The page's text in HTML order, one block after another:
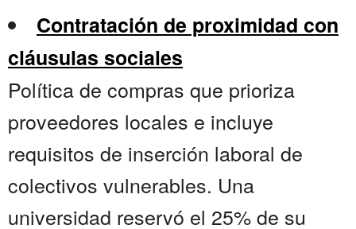
Contratación de proximidad con
cláusulas sociales
Política de compras que prioriza
proveedores locales e incluye
requisitos de inserción laboral de
colectivos vulnerables. Una
universidad reservó el 25% de su